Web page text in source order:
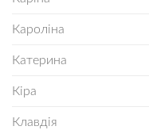
Кароліна
Катерина
Кіра
Клавдія